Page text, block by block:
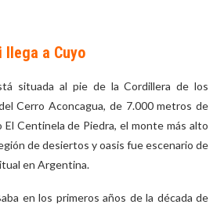
llega a Cuyo
situada al pie de la Cordillera de los
Cerro Aconcagua, de 7.000 metros de
El Centinela de Piedra, el monte más alto
de desiertos y oasis fue escenario de
en Argentina.
en los primeros años de la década de